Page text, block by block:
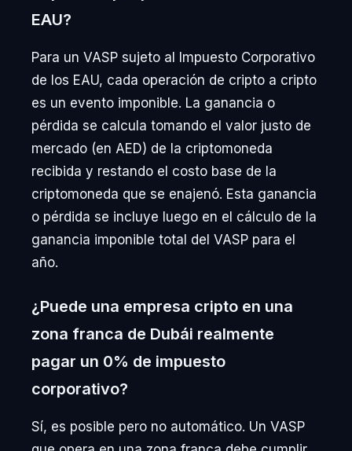
EAU?
Para un VASP sujeto al Impuesto Corporativo
de los EAU, cada operación de cripto a cripto
es un evento imponible. La ganancia o
pérdida se calcula tomando el valor justo de
mercado (en AED) de la criptomoneda
recibida y restando el costo base de la
criptomoneda que se enajenó. Esta ganancia
o pérdida se incluye luego en el cálculo de la
ganancia imponible total del VASP para el
año.
¿Puede una empresa cripto en una
zona franca de Dubái realmente
pagar un 0% de impuesto
corporativo?
Sí, es posible pero no automático. Un VASP